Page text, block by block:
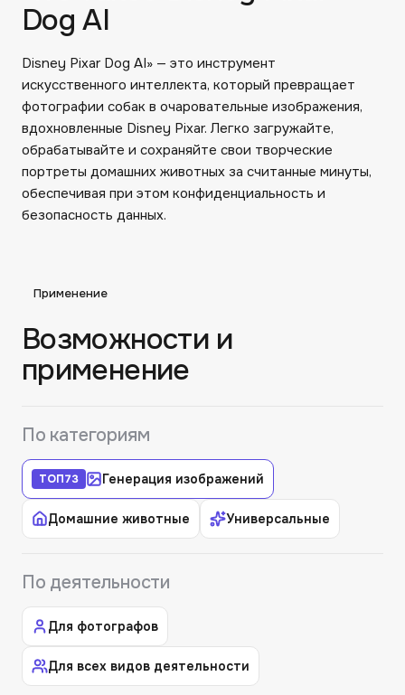
Dog AI
Disney Pixar Dog AI» — это инструмент
искусственного интеллекта, который превращает
фотографии собак в очаровательные изображения,
вдохновленные Disney Pixar. Легко загружайте,
обрабатывайте и сохраняйте свои творческие
портреты домашних животных за считанные минуты,
обеспечивая при этом конфиденциальность и
безопасность данных.
Применение
Возможности и
применение
По категориям
ТОП73 Генерация изображений
Домашние животные Универсальные
По деятельности
Для фотографов
Для всех видов деятельности